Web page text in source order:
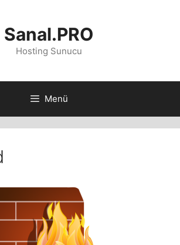
Sanal.PRO
Hosting Sunucu
Menü